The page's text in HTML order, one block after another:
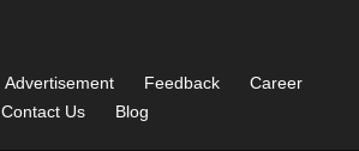
Advertisement Feedback
Career
Contact Us
Blog